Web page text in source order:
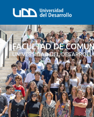
FACULTAD DE
UNIVERSIDAD DEL
FACULTAD DE
INICIO
SOBRE LA FACULTAD
CARRERAS